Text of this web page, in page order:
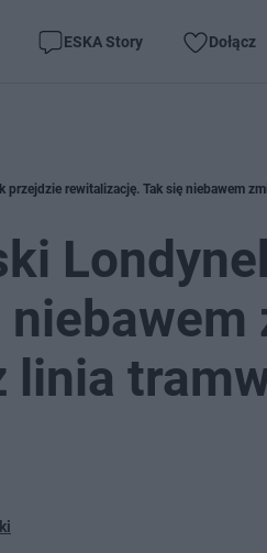
ESKA Story Dołącz
przejdzie rewitalizację. Tak się niebawem
linia